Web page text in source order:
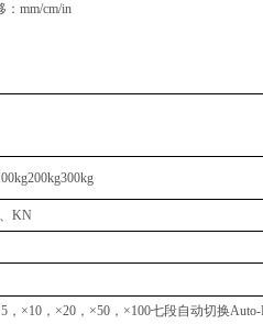
mm/cm/in
KN
，×10，×20，×50，×100七段自动切换Auto-